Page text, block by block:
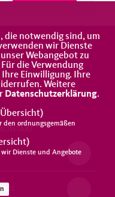
die notwendig sind, um
wir Dienste
Webangebot zu
die Verwendung
Einwilligung. Ihre
Weitere
Datenschutzerklärung.
Übersicht)
den ordnungsgemäßen
)
Dienste und Angebote